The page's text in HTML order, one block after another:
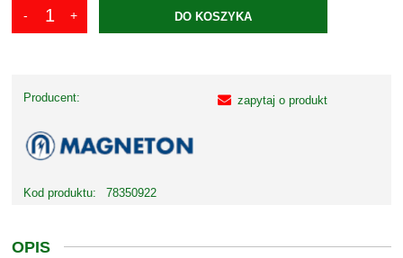
DO KOSZYKA
Producent:
Kod produktu: 78350922
zapytaj o produkt
OPIS